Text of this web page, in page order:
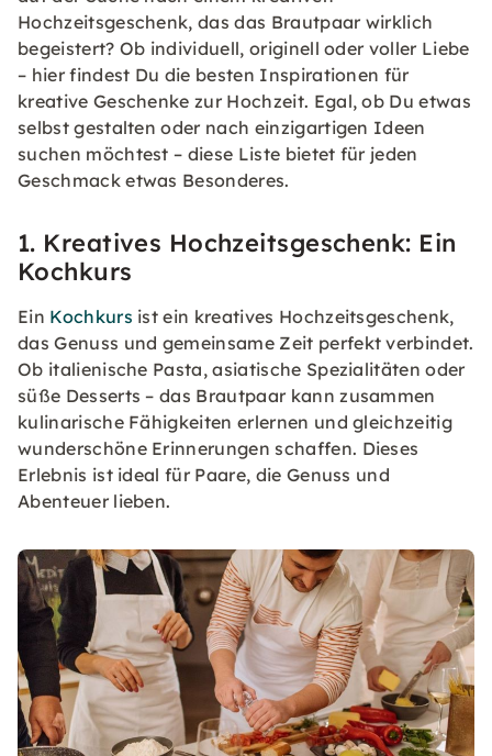
Hochzeitsgeschenk, das das Brautpaar wirklich
begeistert? Ob individuell, originell oder voller Liebe
– hier findest Du die besten Inspirationen für
kreative Geschenke zur Hochzeit. Egal, ob Du etwas
selbst gestalten oder nach einzigartigen Ideen
suchen möchtest – diese Liste bietet für jeden
Geschmack etwas Besonderes.
1. Kreatives Hochzeitsgeschenk: Ein
Kochkurs
Ein Kochkurs ist ein kreatives Hochzeitsgeschenk,
das Genuss und gemeinsame Zeit perfekt verbindet.
Ob italienische Pasta, asiatische Spezialitäten oder
süße Desserts – das Brautpaar kann zusammen
kulinarische Fähigkeiten erlernen und gleichzeitig
wunderschöne Erinnerungen schaffen. Dieses
Erlebnis ist ideal für Paare, die Genuss und
Abenteuer lieben.